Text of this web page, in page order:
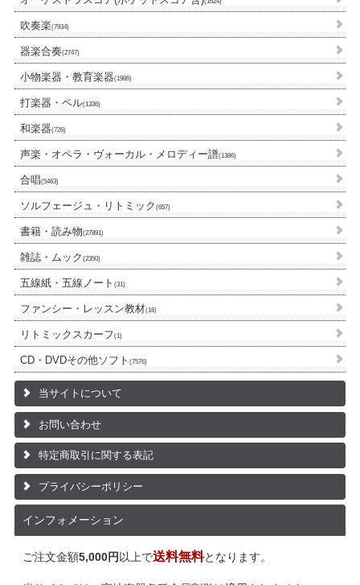
吹奏楽(7934)
器楽合奏(2747)
小物楽器・教育楽器(1986)
打楽器・ベル(1336)
和楽器(726)
声楽・オペラ・ヴォーカル・メロディー譜(1386)
合唱(5463)
ソルフェージュ・リトミック (657)
書籍・読み物(27891)
雑誌・ムック (2350)
五線紙・五線ノート (31)
ファンシー・レッスン教材(16)
リトミックスカーフ(1)
CD・DVDその他ソフト (7576)
当サイトについて
お問い合わせ
特定商取引に関する表記
プライバシーポリシー
インフォメーション
ご注文金額5,000円 以上で送料無料となります。